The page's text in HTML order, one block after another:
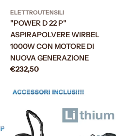
ELETTROUTENSILI
"POWER D 22 P"
ASPIRAPOLVERE WIRBEL
1000W CON MOTORE DI
NUOVA GENERAZIONE
Prezzo
€232,50